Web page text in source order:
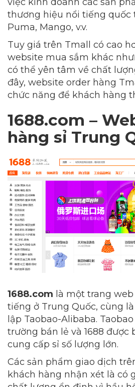
thương hiệu nổi tiếng quốc
Puma, Mango, v.v.
Tuy giá trên Tmall có cao
website mua sắm khác
có thể yên tâm về chất
đây, website order hàng
chức năng để khách hàng
1688.com –
hàng sỉ Trung
1688.com là một trang
tiếng ở Trung Quốc, cùng
lập Taobao-Alibaba.
trường bán lẻ và 1688 được
cung cấp sỉ số lượng lớn.
Các sản phẩm giao dịch
khách hàng nhận xét là có